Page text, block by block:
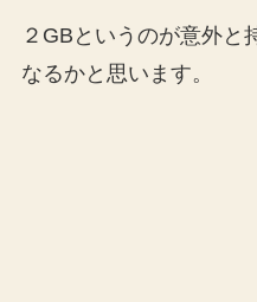
２GBというのが意外と
なるかと思います。